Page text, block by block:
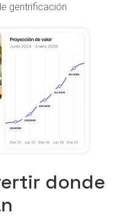
gentrificación
donde